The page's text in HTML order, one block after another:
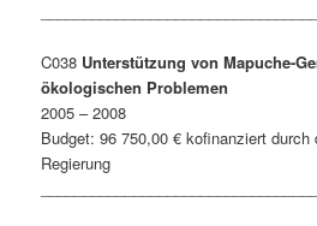
C038 Unterstützung von Mapuche-
ökologischen Problemen
2005 – 2008
Budget: 96 750,00 € kofinanziert durch
Regierung